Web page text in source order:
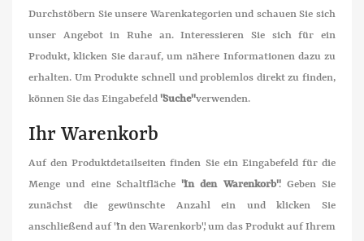
Durchstöbern Sie unsere Warenkategorien und schauen Sie sich
unser Angebot in Ruhe an. Interessieren Sie sich für ein
Produkt, klicken Sie darauf, um nähere Informationen dazu zu
erhalten. Um Produkte schnell und problemlos direkt zu finden,
können Sie das Eingabefeld "Suche"verwenden.
Ihr Warenkorb
Auf den Produktdetailseiten finden Sie ein Eingabefeld für die
Menge und eine Schaltfläche "In den Warenkorb". Geben Sie
zunächst die gewünschte Anzahl ein und klicken Sie
anschließend auf "In den Warenkorb", um das Produkt auf Ihrem